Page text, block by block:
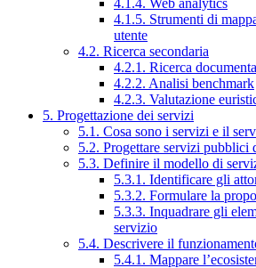
4.1.4. Web analytics
4.1.5. Strumenti di
utente
4.2. Ricerca secondaria
4.2.1. Ricerca
4.2.2. Analisi benchmark
4.2.3. Valutazione
5. Progettazione dei servizi
5.1. Cosa sono i servizi e il
5.2. Progettare servizi pubblici
5.3. Definire il modello di
5.3.1. Identificare gli
5.3.2. Formulare la
5.3.3. Inquadrare gli
servizio
5.4. Descrivere il
5.4.1. Mappare